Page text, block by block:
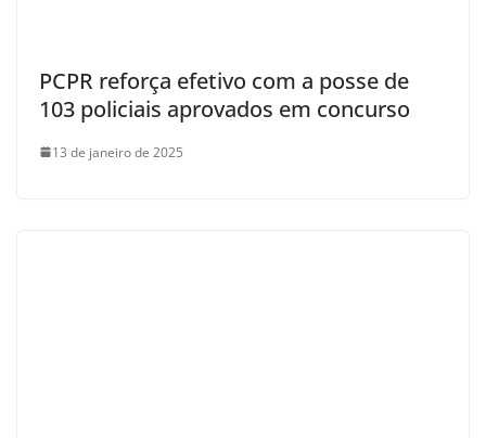
PCPR reforça efetivo com a posse de
103 policiais aprovados em concurso
13 de janeiro de 2025